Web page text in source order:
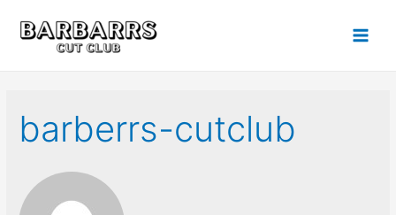
barberrs-cutclub